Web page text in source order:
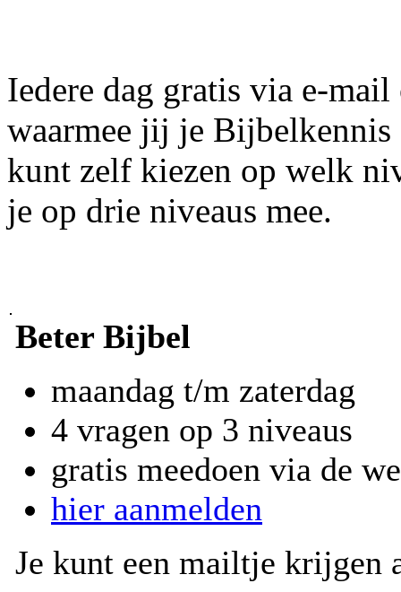
Iedere dag gratis via e-
waarmee jij je
kunt zelf kiezen op welk
je op drie niveaus mee.
Beter Bijbel
maandag t/m zaterdag
4 vragen op 3 niveaus
gratis meedoen via de
hier aanmelden
Je kunt een mailtje krijgen